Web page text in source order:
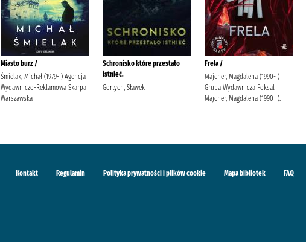
Miasto burz /
Śmielak, Michał (1979- ) Agencja
Wydawniczo-Reklamowa Skarpa
Warszawska
Schronisko które przestało
istnieć.
Gortych, Sławek
Frela /
Majcher, Magdalena (1990- )
Grupa Wydawnicza Foksal
Majcher, Magdalena (1990- ).
Kontakt Regulamin Polityka prywatności i plików cookie Mapa bibliotek FAQ